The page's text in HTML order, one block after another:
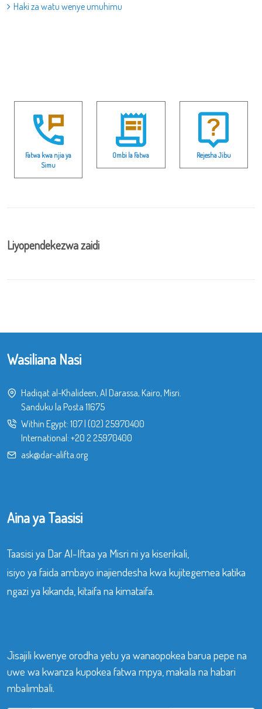
Haki za watu wenye umuhimu
Fatwa kwa njia ya
Simu
Ombi la Fatwa Rejesha Jibu
Liyopendekezwa zaidi
Wasiliana Nasi
Hadiqat al-Khalideen, Al Darassa, Kairo, Misri.
Sanduku la Posta 11675
Within Egypt: 107| (02) 25970400
International: +20 2 25970400
ask@dar-alifta.org
Aina ya Taasisi
Taasisi ya Dar Al-Iftaa ya Misri ni ya kiserikali,
isiyo ya faida ambayo inajiendesha kwa kujitegemea katika
ngazi ya kikanda, kitaifa na kimataifa.
Jisajili kwenye orodha yetu ya wanaopokea barua pepe na
uwe wa kwanza kupokea fatwa mpya, makala na habari
mbalimbali.